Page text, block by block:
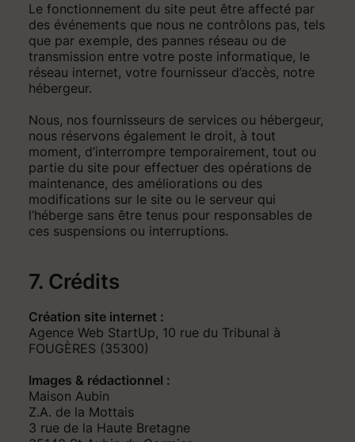
Le fonctionnement du site peut être affecté par
des événements que nous ne contrôlons pas, tels
que par exemple, des pannes réseau ou de
transmission entre votre poste informatique, le
réseau internet, votre fournisseur d’accès, notre
hébergeur.
Nous, nos fournisseurs de services ou hébergeur,
nous réservons également le droit, à tout
moment, d’interrompre temporairement, tout ou
partie du site pour effectuer des opérations de
maintenance, des améliorations ou des
modifications sur le site ou le serveur qui
l’héberge sans être tenus pour responsables de
ces suspensions ou interruptions.
7. Crédits
Création site internet :
Agence Web StartUp, 10 rue du Tribunal à
FOUGÈRES (35300)
Images & rédactionnel :
Maison Aubin
Z.A. de la Mottais
3 rue de la Haute Bretagne